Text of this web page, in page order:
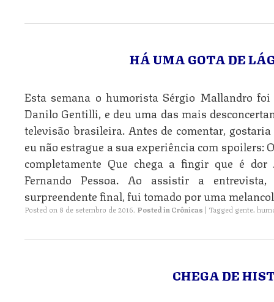
HÁ UMA GOTA DE
Esta semana o humorista Sérgio Mallandro foi
Danilo Gentilli, e deu uma das mais
televisão brasileira. Antes de comentar,
eu não estrague a sua experiência com spoilers:
completamente Que chega a fingir que é
Fernando Pessoa. Ao assistir a
surpreendente final, fui tomado por uma
Posted on 8 de setembro de 2016. Posted inCrônicas | Tagged gente,
CHEGA DE